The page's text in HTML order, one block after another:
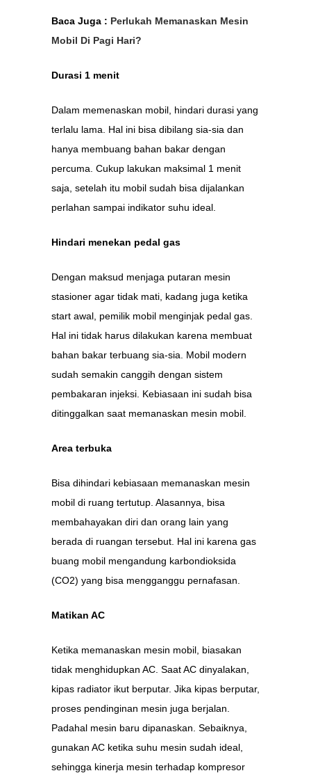
Baca Juga : Perlukah Memanaskan Mesin
Mobil Di Pagi Hari?
Durasi 1 menit
Dalam memenaskan mobil, hindari durasi yang
terlalu lama. Hal ini bisa dibilang sia-sia dan
hanya membuang bahan bakar dengan
percuma. Cukup lakukan maksimal 1 menit
saja, setelah itu mobil sudah bisa dijalankan
perlahan sampai indikator suhu ideal.
Hindari menekan pedal gas
Dengan maksud menjaga putaran mesin
stasioner agar tidak mati, kadang juga ketika
start awal, pemilik mobil menginjak pedal gas.
Hal ini tidak harus dilakukan karena membuat
bahan bakar terbuang sia-sia. Mobil modern
sudah semakin canggih dengan sistem
pembakaran injeksi. Kebiasaan ini sudah bisa
ditinggalkan saat memanaskan mesin mobil.
Area terbuka
Bisa dihindari kebiasaan memanaskan mesin
mobil di ruang tertutup. Alasannya, bisa
membahayakan diri dan orang lain yang
berada di ruangan tersebut. Hal ini karena gas
buang mobil mengandung karbondioksida
(CO2) yang bisa mengganggu pernafasan.
Matikan AC
Ketika memanaskan mesin mobil, biasakan
tidak menghidupkan AC. Saat AC dinyalakan,
kipas radiator ikut berputar. Jika kipas berputar,
proses pendinginan mesin juga berjalan.
Padahal mesin baru dipanaskan. Sebaiknya,
gunakan AC ketika suhu mesin sudah ideal,
sehingga kinerja mesin terhadap kompresor